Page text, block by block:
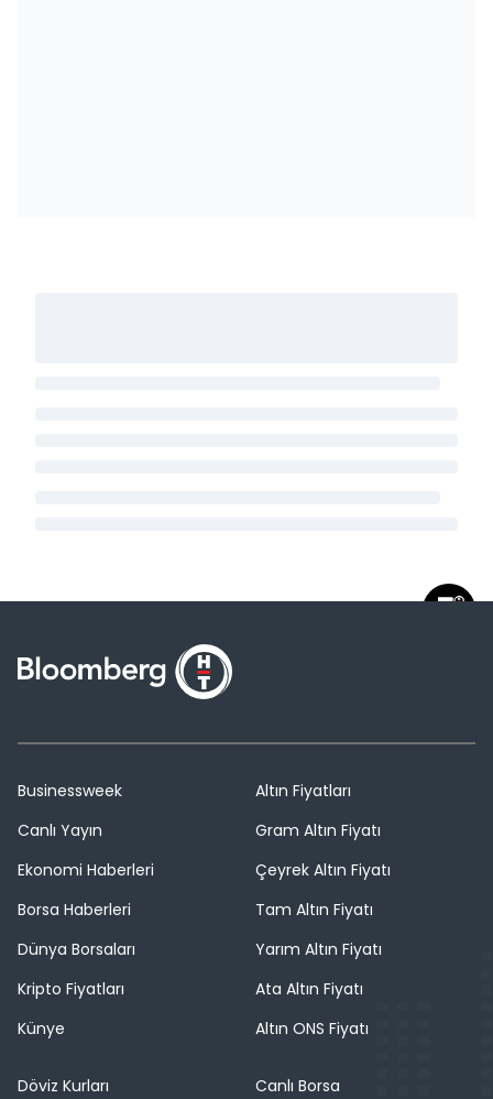
Businessweek
Canlı Yayın
Ekonomi Haberleri
Borsa Haberleri
Dünya Borsaları
Kripto Fiyatları
Künye
Altın Fiyatları
Gram Altın Fiyatı
Çeyrek Altın Fiyatı
Tam Altın Fiyatı
Yarım Altın Fiyatı
Ata Altın Fiyatı
Altın ONS Fiyatı
Döviz Kurları
Canlı Borsa